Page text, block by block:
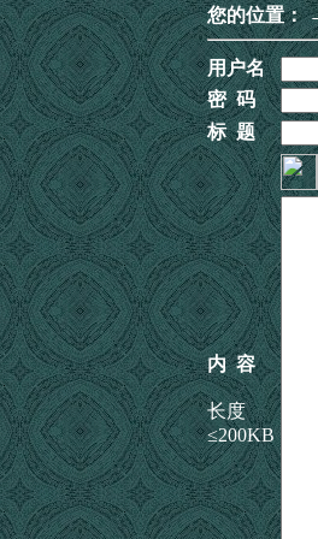
您的位置：
用户名
密 码
标 题
内 容
长度
≤200KB